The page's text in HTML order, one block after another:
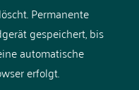
Permanente
gespeichert, bis
automatische
erfolgt.